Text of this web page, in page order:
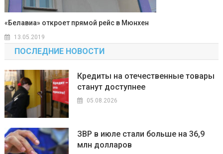
«Белавиа» откроет прямой рейс в Мюнхен
13.05.2019
ПОСЛЕДНИЕ НОВОСТИ
Кредиты на отечественные товары
станут доступнее
05.08.2026
ЗВР в июле стали больше на 36,9
млн долларов